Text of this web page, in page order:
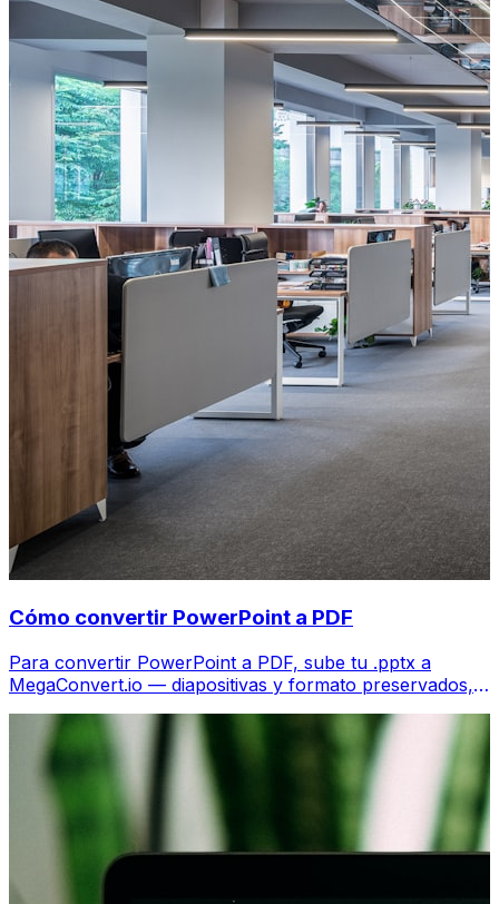
Cómo convertir PowerPoint a PDF
Para convertir PowerPoint a PDF, sube tu .pptx a
MegaConvert.io — diapositivas y formato preservados,